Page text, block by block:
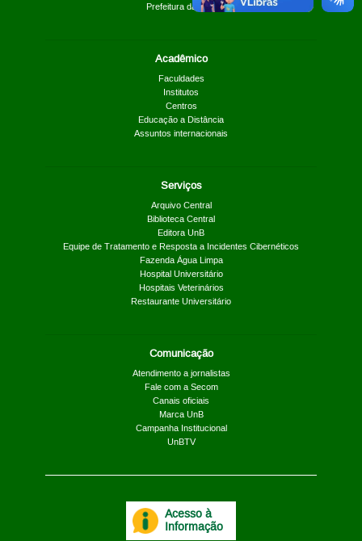
Prefeitura da UnB
Acadêmico
Faculdades
Institutos
Centros
Educação a Distância
Assuntos internacionais
Serviços
Arquivo Central
Biblioteca Central
Editora UnB
Equipe de Tratamento e Resposta a Incidentes Cibernéticos
Fazenda Água Limpa
Hospital Universitário
Hospitais Veterinários
Restaurante Universitário
Comunicação
Atendimento a jornalistas
Fale com a Secom
Canais oficiais
Marca UnB
Campanha Institucional
UnBTV
Acesso à
Informação